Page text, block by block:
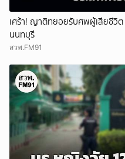
เศร้า! ญาติทยอยรับศพผู้เสียชีวิต
นนทบุรี
สวพ.FM91